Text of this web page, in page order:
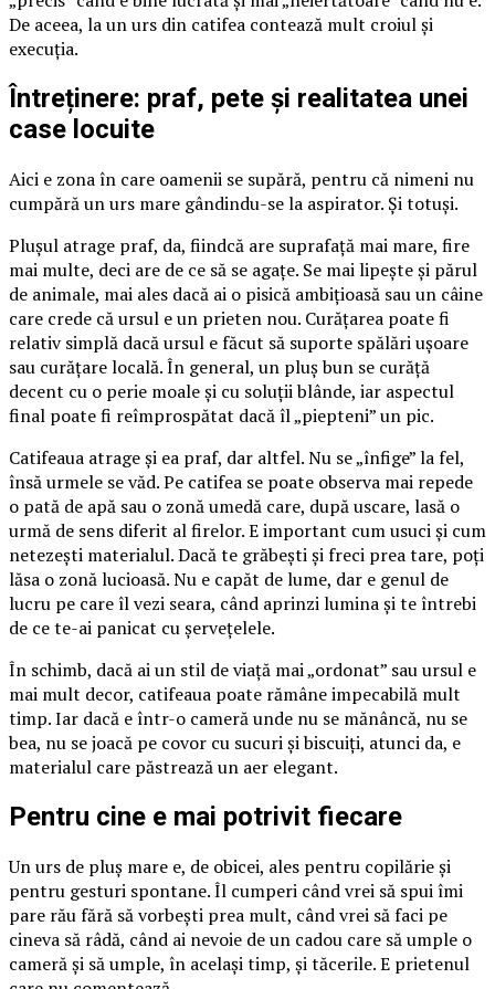
De aceea, la un urs din catifea contează mult croiul și
execuția.
Întreținere: praf, pete și realitatea unei
case locuite
Aici e zona în care oamenii se supără, pentru că nimeni nu
cumpără un urs mare gândindu-se la aspirator. Și totuși.
Plușul atrage praf, da, fiindcă are suprafață mai mare, fire
mai multe, deci are de ce să se agațe. Se mai lipește și părul
de animale, mai ales dacă ai o pisică ambițioasă sau un câine
care crede că ursul e un prieten nou. Curățarea poate fi
relativ simplă dacă ursul e făcut să suporte spălări ușoare
sau curățare locală. În general, un pluș bun se curăță
decent cu o perie moale și cu soluții blânde, iar aspectul
final poate fi reîmprospătat dacă îl „piepteni” un pic.
Catifeaua atrage și ea praf, dar altfel. Nu se „înfige” la fel,
însă urmele se văd. Pe catifea se poate observa mai repede
o pată de apă sau o zonă umedă care, după uscare, lasă o
urmă de sens diferit al firelor. E important cum usuci și cum
netezești materialul. Dacă te grăbești și freci prea tare, poți
lăsa o zonă lucioasă. Nu e capăt de lume, dar e genul de
lucru pe care îl vezi seara, când aprinzi lumina și te întrebi
de ce te-ai panicat cu șervețelele.
În schimb, dacă ai un stil de viață mai „ordonat” sau ursul e
mai mult decor, catifeaua poate rămâne impecabilă mult
timp. Iar dacă e într-o cameră unde nu se mănâncă, nu se
bea, nu se joacă pe covor cu sucuri și biscuiți, atunci da, e
materialul care păstrează un aer elegant.
Pentru cine e mai potrivit fiecare
Un urs de pluș mare e, de obicei, ales pentru copilărie și
pentru gesturi spontane. Îl cumperi când vrei să spui îmi
pare rău fără să vorbești prea mult, când vrei să faci pe
cineva să râdă, când ai nevoie de un cadou care să umple o
cameră și să umple, în același timp, și tăcerile. E prietenul